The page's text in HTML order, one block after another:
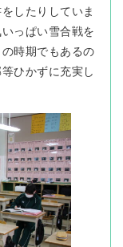
したりしていま
っぱい雪合戦を
時期でもあるの
ひかずに充実し